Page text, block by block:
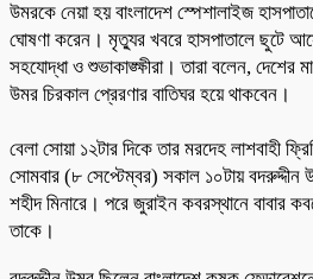
উমরকে নেয়া হয় বাংলাদেশ স্পেশালাইজ
ঘোষণা করেন। মৃত্যুর খবরে হাসপাতালে ছুটে
সহযোদ্ধা ও শুভাকাঙ্ক্ষীরা। তারা বলেন, দেশের
উমর চিরকাল প্রেরণার বাতিঘর হয়ে থাকবেন।
বেলা সোয়া ১২টার দিকে তার মরদেহ লাশবাহী
সোমবার (৮ সেপ্টেম্বর) সকাল ১০টায় বদরুদ্দীন
শহীদ মিনারে। পরে জুরাইন কবরস্থানে বাবার
তাকে।